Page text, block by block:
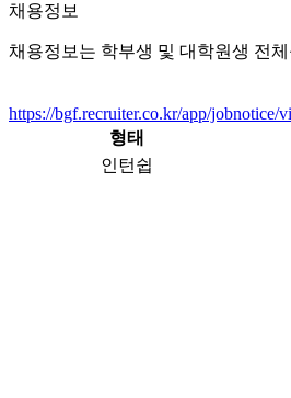
채용정보
채용정보는 학부생 및 대학원생 전
https://bgf.recruiter.co.kr/app/
형태
인턴쉽